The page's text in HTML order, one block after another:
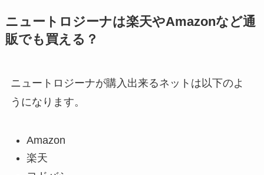
ニュートロジーナは楽天やAmazonなど通
販でも買える？
ニュートロジーナが購入出来るネットは以下のよ
うになります。
Amazon
楽天